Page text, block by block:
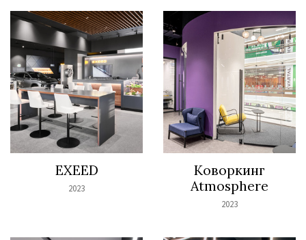
EXEED
2023
Коворкинг
Atmosphere
2023